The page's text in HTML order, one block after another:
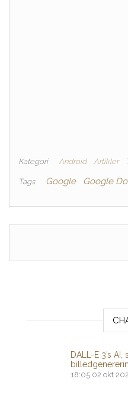
Kategori Android Artikler
Tags Google Google
DALL-E 3’s
18:05 02 okt